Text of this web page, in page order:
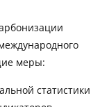
меры:
статистики